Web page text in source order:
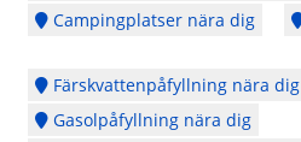
Campingplatser nära dig
Färskvattenpåfyllning nära dig
Gasolpåfyllning nära dig